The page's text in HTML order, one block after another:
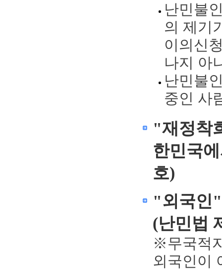
난민불
의 제기
이의신
나지 아
난민불
중인 사
"재정착
한민국
호)
"외국인
(난민법
※무국적
외국인이